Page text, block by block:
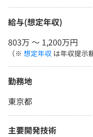
給与(想定年収)
803万 〜 1,200万円
（※ 想定年収 は年収提示
勤務地
東京都
主要開発技術